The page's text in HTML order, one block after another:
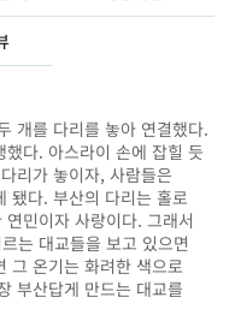
개를 다리를 놓아 연결했다.
다. 아스라이 손에 잡힐 듯
리가 놓이자, 사람들은
됐다. 부산의 다리는 홀로
민이자 사랑이다. 그래서
는 대교들을 보고 있으면
그 온기는 화려한 색으로
부산답게 만드는 대교를